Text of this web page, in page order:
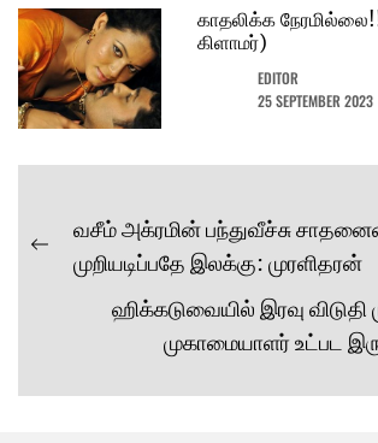
காதலிக்க
கிளாமர்)
EDITOR
25 SEPTEMBER 2023
Post
navigation
Previous
வசீம் அக்ரமின் பந்துவீச்சு
முறியடிப்பதே இலக்கு: முரளிதரன்
ஹிக்கடுவையில் இரவு விடுதி
முகாமையாளர் உட்பட